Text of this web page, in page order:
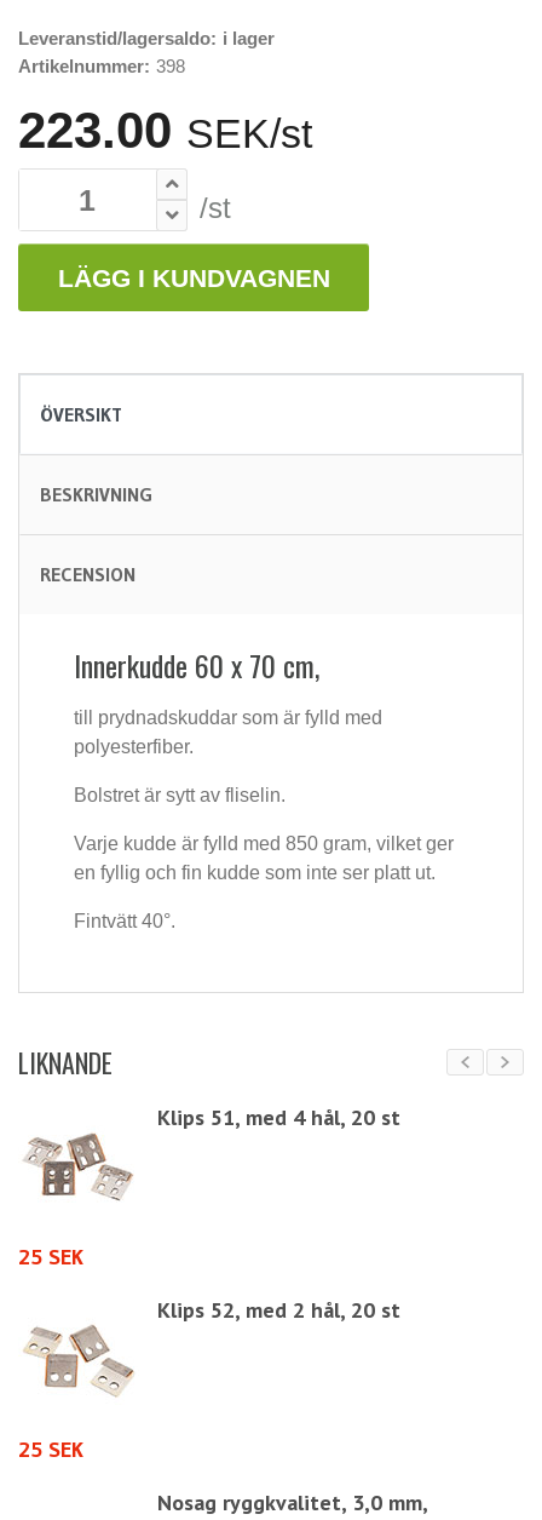
Leveranstid/lagersaldo: i lager
Artikelnummer: 398
223.00 SEK/st
/st
LÄGG I KUNDVAGNEN
ÖVERSIKT
BESKRIVNING
RECENSION
Innerkudde 60 x 70 cm,
till prydnadskuddar som är fylld med
polyesterfiber.
Bolstret är sytt av fliselin.
Varje kudde är fylld med 850 gram, vilket ger
en fyllig och fin kudde som inte ser platt ut.
Fintvätt 40°.
LIKNANDE
Klips 51, med 4 hål, 20 st
25 SEK
Klips 52, med 2 hål, 20 st
25 SEK
Nosag ryggkvalitet, 3,0 mm,